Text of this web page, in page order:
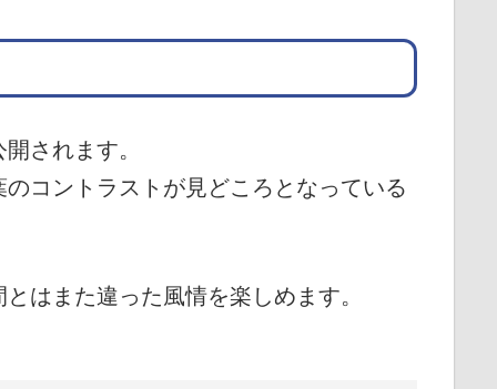
されます。
コントラストが見どころとなっている
はまた違った風情を楽しめます。